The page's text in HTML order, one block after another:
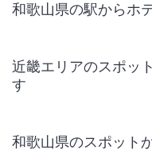
和歌山県の駅からホ
近畿エリアのスポッ
す
和歌山県のスポット